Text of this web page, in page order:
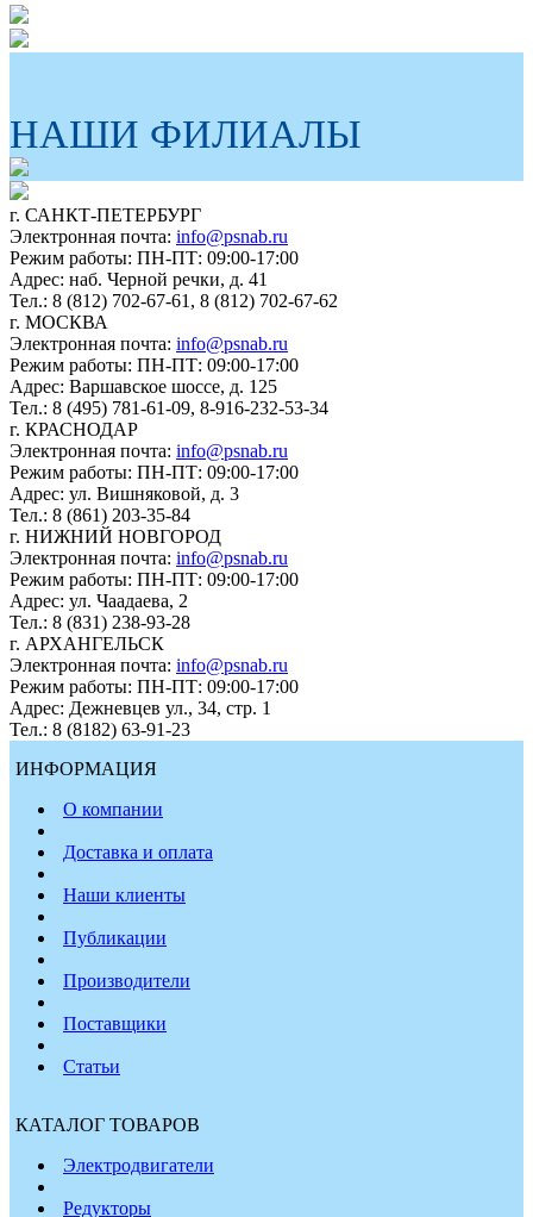
НАШИ ФИЛИАЛЫ
г. САНКТ-ПЕТЕРБУРГ
Электронная почта: info@psnab.ru
Режим работы: ПН-ПТ: 09:00-17:00
Адрес: наб. Черной речки, д. 41
Тел.: 8 (812) 702-67-61, 8 (812) 702-67-62
г. МОСКВА
Электронная почта: info@psnab.ru
Режим работы: ПН-ПТ: 09:00-17:00
Адрес: Варшавское шоссе, д. 125
Тел.: 8 (495) 781-61-09, 8-916-232-53-34
г. КРАСНОДАР
Электронная почта: info@psnab.ru
Режим работы: ПН-ПТ: 09:00-17:00
Адрес: ул. Вишняковой, д. 3
Тел.: 8 (861) 203-35-84
г. НИЖНИЙ НОВГОРОД
Электронная почта: info@psnab.ru
Режим работы: ПН-ПТ: 09:00-17:00
Адрес: ул. Чаадаева, 2
Тел.: 8 (831) 238-93-28
г. АРХАНГЕЛЬСК
Электронная почта: info@psnab.ru
Режим работы: ПН-ПТ: 09:00-17:00
Адрес: Дежневцев ул., 34, стр. 1
Тел.: 8 (8182) 63-91-23
ИНФОРМАЦИЯ
О компании
Доставка и оплата
Наши клиенты
Публикации
Производители
Поставщики
Статьи
КАТАЛОГ ТОВАРОВ
Электродвигатели
Редукторы